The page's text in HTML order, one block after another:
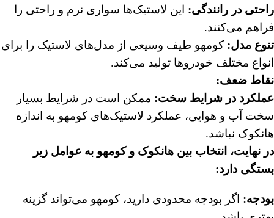
راحتی در رانندگی: این لاستیک‌ها سواری نرم و راحتی را
فراهم می‌کنند.
تنوع مدل: کومهو طیف وسیعی از مدل‌های لاستیک را برای
انواع مختلف خودروها تولید می‌کند.
نقاط ضعف:
عملکرد در شرایط سخت: ممکن است در شرایط بسیار
سخت آب و هوایی، عملکرد لاستیک‌های کومهو به اندازه
هانکوک نباشد.
در نهایت، انتخاب بین هانکوک و کومهو به عوامل زیر
بستگی دارد:
بودجه: اگر بودجه محدودی دارید، کومهو می‌تواند گزینه